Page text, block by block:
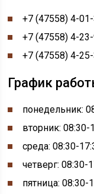
+7 (47558) 4-
+7 (47558) 4-
+7 (47558) 4-
График
понедельник:
вторник: 08:30-
среда: 08:30-
четверг: 08:30-
пятница: 08:30-